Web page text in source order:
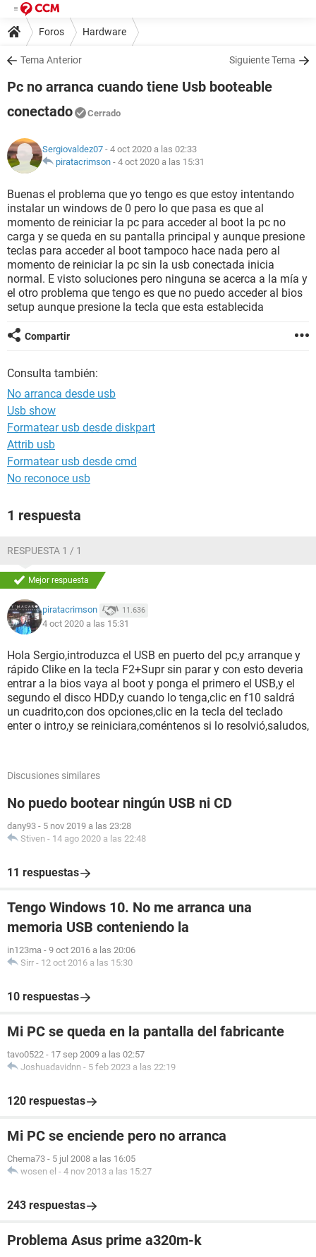
Foros Hardware
Tema Anterior Siguiente Tema
Pc no arranca cuando tiene Usb booteable
conectado
Cerrado
Sergiovaldez07 - 4 oct 2020 a las 02:33
piratacrimson - 4 oct 2020 a las 15:31
Buenas el problema que yo tengo es que estoy intentando
instalar un windows de 0 pero lo que pasa es que al
momento de reiniciar la pc para acceder al boot la pc no
carga y se queda en su pantalla principal y aunque presione
teclas para acceder al boot tampoco hace nada pero al
momento de reiniciar la pc sin la usb conectada inicia
normal. E visto soluciones pero ninguna se acerca a la mía y
el otro problema que tengo es que no puedo acceder al bios
setup aunque presione la tecla que esta establecida
Compartir
Consulta también:
No arranca desde usb
Usb show
Formatear usb desde diskpart
Attrib usb
Formatear usb desde cmd
No reconoce usb
1 respuesta
RESPUESTA 1 / 1
Mejor respuesta
piratacrimson 11.636
4 oct 2020 a las 15:31
Hola Sergio,introduzca el USB en puerto del pc,y arranque y
rápido Clike en la tecla F2+Supr sin parar y con esto deveria
entrar a la bios vaya al boot y ponga el primero el USB,y el
segundo el disco HDD,y cuando lo tenga,clic en f10 saldrá
un cuadrito,con dos opciones,clic en la tecla del teclado
enter o intro,y se reiniciara,coméntenos si lo resolvió,saludos,
Discusiones similares
No puedo bootear ningún USB ni CD
dany93 - 5 nov 2019 a las 23:28
Stiven - 14 ago 2020 a las 22:48
11 respuestas
Tengo Windows 10. No me arranca una
memoria USB conteniendo la
in123ma - 9 oct 2016 a las 20:06
Sirr - 12 oct 2016 a las 15:30
10 respuestas
Mi PC se queda en la pantalla del fabricante
tavo0522 - 17 sep 2009 a las 02:57
Joshuadavidnn - 5 feb 2023 a las 22:19
120 respuestas
Mi PC se enciende pero no arranca
Chema73 - 5 jul 2008 a las 16:05
wosen el - 4 nov 2013 a las 15:27
243 respuestas
Problema Asus prime a320m-k